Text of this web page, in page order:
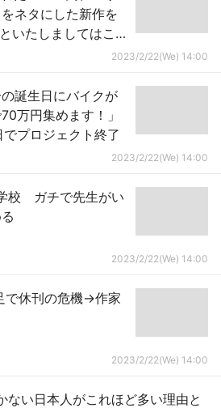
ネタにした新作を
いたしましてはこん
戦いたします」
2023/2/22(We) 14:00
誕生日にバイクが
万円集めます！」
プロジェクト終了
2023/2/22(We) 14:00
校 ガチで先生がい
2023/2/22(We) 14:00
で休刊の危機→作家
2023/2/22(We) 14:00
ない日本人がこれほど多い理由と